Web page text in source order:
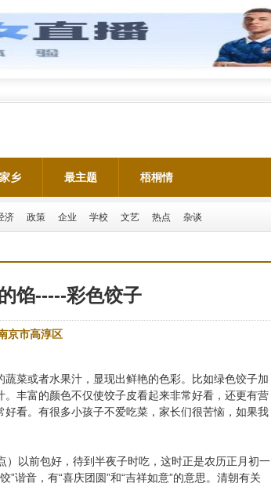
乡 最主题 梧桐情
济 政策 企业 学校 文艺 热点 杂谈
馅-----彩色饺子
京市高淳区
菜或者水果汁，显现出鲜艳的色彩。比如绿色饺子加
丰富的颜色不仅使饺子皮看起来非常好看，还更有营
看。有很多小孩子不爱吃菜，家长们很苦恼，如果我
以前包好，待到半夜子时吃，这时正是农历正月初一
”谐音，有“喜庆团圆”和“吉祥如意”的意思。清朝有关